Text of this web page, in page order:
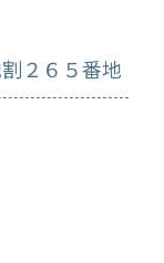
２６５番地